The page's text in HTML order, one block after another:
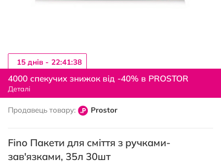
Перейти
до
початку
галереї
4000 спекучих знижок від -40% в PROSTOR
Деталі
15 днiв - 22:41:38
Продавець товару: Prostor
Fino Пакети для сміття з ручками-
зав'язками, 35л 30шт